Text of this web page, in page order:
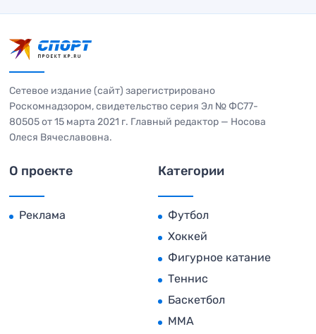
Сетевое издание (сайт) зарегистрировано
Роскомнадзором, свидетельство серия Эл № ФС77-
80505 от 15 марта 2021 г. Главный редактор — Носова
Олеся Вячеславовна.
О проекте
Реклама
Категории
Футбол
Хоккей
Фигурное катание
Теннис
Баскетбол
MMA